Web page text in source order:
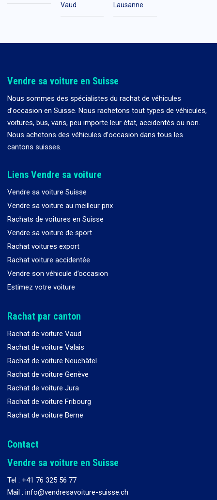
Vaud
Lausanne
Vendre sa voiture en Suisse
Nous sommes des spécialistes du rachat de véhicules
d’occasion en Suisse. Nous rachetons tout types de véhicules,
voitures, bus, vans, peu importe leur état, accidentés ou non.
Nous achetons des véhicules d’occasion dans tous les
cantons suisses.
Liens Vendre sa voiture
Vendre sa voiture Suisse
Vendre sa voiture au meilleur prix
Rachats de voitures en Suisse
Vendre sa voiture de sport
Rachat voitures export
Rachat voiture accidentée
Vendre son véhicule d’occasion
Estimez votre voiture
Rachat par canton
Rachat de voiture Vaud
Rachat de voiture Valais
Rachat de voiture Neuchâtel
Rachat de voiture Genève
Rachat de voiture Jura
Rachat de voiture Fribourg
Rachat de voiture Berne
Contact
Vendre sa voiture en Suisse
Tel : +41 76 325 56 77
Mail : info@vendresavoiture-suisse.ch